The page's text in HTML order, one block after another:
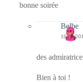
bonne soirée
Belbe
16/09/
des
Bien à toi !